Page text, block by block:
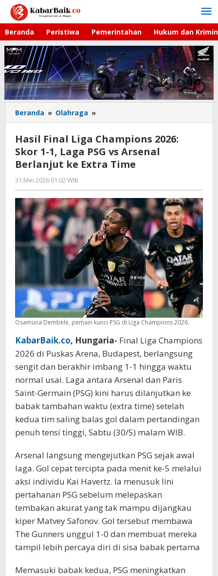
Lewati
konten
Beranda Peristiwa Pemerintahan Hukum dan
Beranda » Olahraga »
Final
Liga
Champions
2026:
Skor
PSG
vs
Arsenal
Berlanjut
ke
Extra
Time
Hasil Final Liga Champions 2026:
Skor 1-1, Laga PSG vs Arsenal
Berlanjut ke Extra Time
31 Mei 2026 01:02 WIB
Hardy
Osamuna Dembele, pemain kunci PSG di Liga Champions 2026.
KabarBaik.co, Hungaria- Final Liga Champions
2026 di Puskas Arena, Budapest, berlangsung
sengit dan berakhir imbang 1-1 hingga waktu
normal usai. Laga antara Arsenal dan Paris
Saint-Germain (PSG) kini harus dilanjutkan ke
babak tambahan waktu (extra time) setelah
kedua tim saling balas gol dalam pertandingan
penuh tensi tinggi, Sabtu (30/5) malam WIB.
Arsenal langsung mengejutkan PSG sejak awal
laga. Gol cepat tercipta pada menit ke-5 melalui
aksi individu Kai Havertz. Ia menusuk lini
pertahanan PSG sebelum melepaskan
tembakan akurat yang tak mampu dijangkau
kiper Matvey Safonov. Gol tersebut membawa
The Gunners unggul 1-0 dan membuat mereka
tampil lebih percaya diri di sisa babak pertama
Memasuki babak kedua, PSG meningkatkan